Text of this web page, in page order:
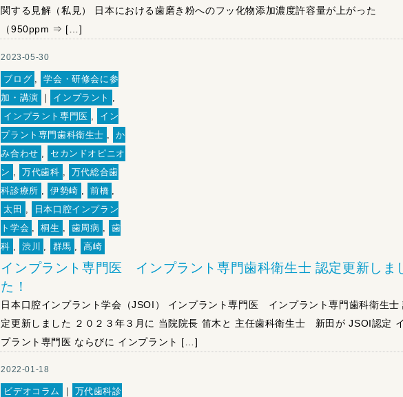
関する見解（私見） 日本における歯磨き粉へのフッ化物添加濃度許容量が上がった
（950ppm ⇒ […]
2023-05-30
ブログ
学会・研修会に参
加・講演
｜ インプラント
インプラント専門医
イン
プラント専門歯科衛生士
か
み合わせ
セカンドオピニオ
ン
万代歯科
万代総合歯
科診療所
伊勢崎 前橋
太田
日本口腔インプラン
ト学会
桐生 歯周病
歯
科
渋川 群馬 高崎
インプラント専門医 インプラント専門歯科衛生士 認定更新しま
た！
日本口腔インプラント学会（JSOI） インプラント専門医 インプラント専門歯科衛生士
定更新しました ２０２３年３月に 当院院長 笛木と 主任歯科衛生士 新田が JSOI認定
プラント専門医 ならびに インプラント […]
2022-01-18
ビデオコラム ｜
万代歯科診